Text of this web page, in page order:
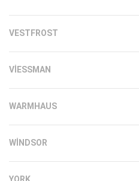
VESTFROST
VIESSMAN
WARMHAUS
WINDSOR
YORK